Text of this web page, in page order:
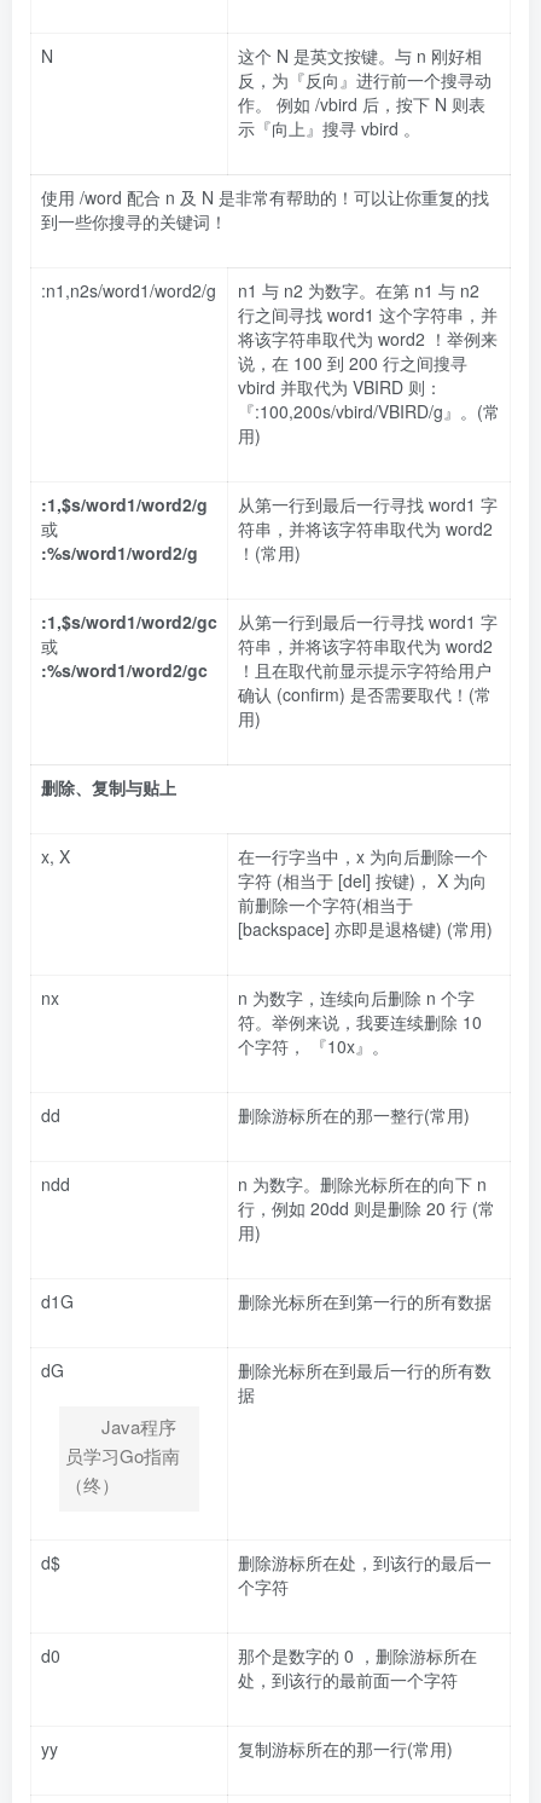
N
这个 N 是英文按键。与 n 刚好相
反，为『反向』进行前一个搜寻动
作。 例如 /vbird 后，按下 N 则表
示『向上』搜寻 vbird 。
使用 /word 配合 n 及 N 是非常有帮助的！可以让你重复的找
到一些你搜寻的关键词！
:n1,n2s/word1/word2/g
n1 与 n2 为数字。在第 n1 与 n2
行之间寻找 word1 这个字符串，并
将该字符串取代为 word2 ！举例来
说，在 100 到 200 行之间搜寻
vbird 并取代为 VBIRD 则：
『:100,200s/vbird/VBIRD/g』。(常
用)
:1,$s/word1/word2/g
或
:%s/word1/word2/g
从第一行到最后一行寻找 word1 字
符串，并将该字符串取代为 word2
！(常用)
:1,$s/word1/word2/gc
或
:%s/word1/word2/gc
从第一行到最后一行寻找 word1 字
符串，并将该字符串取代为 word2
！且在取代前显示提示字符给用户
确认 (confirm) 是否需要取代！(常
用)
删除、复制与贴上
x, X
在一行字当中，x 为向后删除一个
字符 (相当于 [del] 按键)， X 为向
前删除一个字符(相当于
[backspace] 亦即是退格键) (常用)
nx
n 为数字，连续向后删除 n 个字
符。举例来说，我要连续删除 10
个字符， 『10x』。
dd 删除游标所在的那一整行(常用)
ndd
n 为数字。删除光标所在的向下 n
行，例如 20dd 则是删除 20 行 (常
用)
d1G 删除光标所在到第一行的所有数据
dG
Java程序
员学习Go指南
（终）
删除光标所在到最后一行的所有数
据
d$
删除游标所在处，到该行的最后一
个字符
d0
那个是数字的 0 ，删除游标所在
处，到该行的最前面一个字符
yy 复制游标所在的那一行(常用)